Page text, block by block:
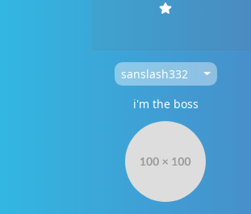
sanslash332
i'm the boss